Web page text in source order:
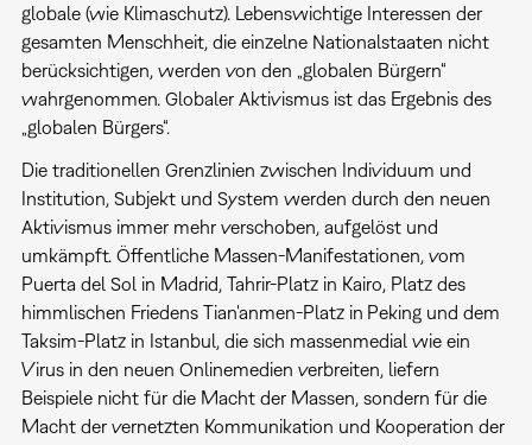
globale (wie Klimaschutz). Lebenswichtige Interessen der
gesamten Menschheit, die einzelne Nationalstaaten nicht
berücksichtigen, werden von den „globalen Bürgern“
wahrgenommen. Globaler Aktivismus ist das Ergebnis des
„globalen Bürgers“.
Die traditionellen Grenzlinien zwischen Individuum und
Institution, Subjekt und System werden durch den neuen
Aktivismus immer mehr verschoben, aufgelöst und
umkämpft. Öffentliche Massen-Manifestationen, vom
Puerta del Sol in Madrid, Tahrir-Platz in Kairo, Platz des
himmlischen Friedens Tian'anmen-Platz in Peking und dem
Taksim-Platz in Istanbul, die sich massenmedial wie ein
Virus in den neuen Onlinemedien verbreiten, liefern
Beispiele nicht für die Macht der Massen, sondern für die
Macht der vernetzten Kommunikation und Kooperation der